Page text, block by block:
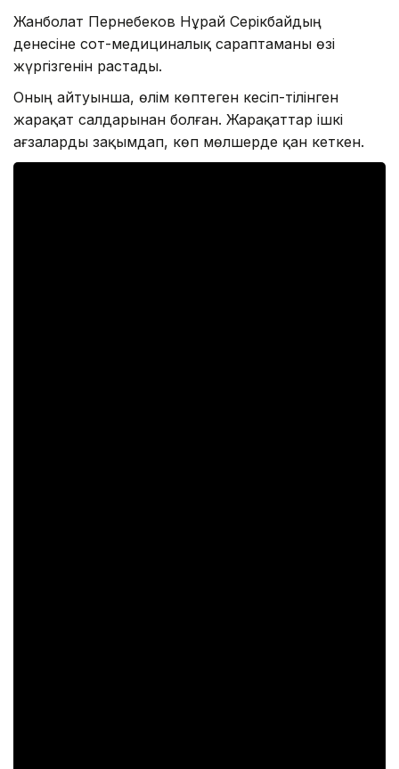
Жанболат Пернебеков Нұрай Серікбайдың
денесіне сот-медициналық сараптаманы өзі
жүргізгенін растады.
Оның айтуынша, өлім көптеген кесіп-тілінген
жарақат салдарынан болған. Жарақаттар ішкі
ағзаларды зақымдап, көп мөлшерде қан кеткен.